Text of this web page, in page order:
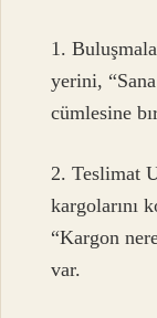
1.
yerini,
cümlesine
2. Teslimat
kargolarını
“Kargon
var.